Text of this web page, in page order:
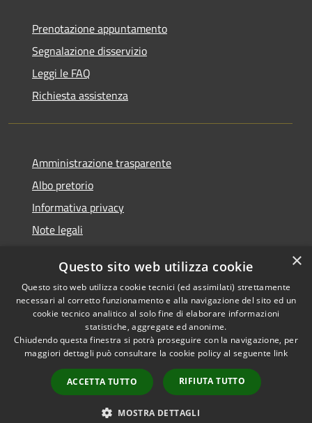
Prenotazione appuntamento
Segnalazione disservizio
Leggi le FAQ
Richiesta assistenza
Amministrazione trasparente
Albo pretorio
Informativa privacy
Note legali
Piano di miglioramento del sito
RSS
Accessibilità
Copyright © 2026 • Comune di
Casalgrande • Powered by
Municipium•
Accesso
redazione
×
Questo sito web utilizza cookie
Questo sito web utilizza cookie tecnici (ed assimilati) strettamente
necessari al corretto funzionamento e alla navigazione del sito ed un
cookie tecnico analitico al solo fine di elaborare informazioni
statistiche, aggregate ed anonime.
Chiudendo questa finestra si potrà proseguire con la navigazione, per
maggiori dettagli può consultare la cookie policy al seguente link
ACCETTA TUTTO RIFIUTA TUTTO
MOSTRA DETTAGLI